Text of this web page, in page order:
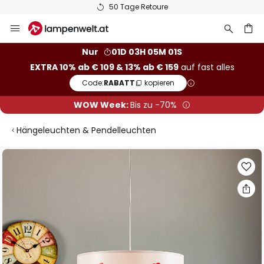
50 Tage Retoure
Inhalt
Nur
01D 03H 05M 00S
EXTRA 10% ab € 109 & 13% ab € 159auf fast alles
Code:RABATT kopieren
WOW Week:Bis zu -70%
Hängeleuchten & Pendelleuchten
Zum